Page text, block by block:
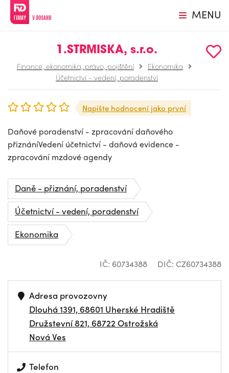
MENU
1.STRMISKA, s.r.o.
Finance, ekonomika, právo, pojištění
Ekonomika
Účetnictví - vedení, poradenství
Napište hodnocení jako první
Daňové poradenství - zpracování daňového
přiznáníVedení účetnictví - daňová evidence -
zpracování mzdové agendy
Daně - přiznání, poradenství
Účetnictví - vedení, poradenství
Ekonomika
IČ: 60734388 DIČ: CZ60734388
Adresa provozovny
Dlouhá 1391, 68601 Uherské Hradiště
Družstevní 821, 68722 Ostrožská
Nová Ves
Telefon